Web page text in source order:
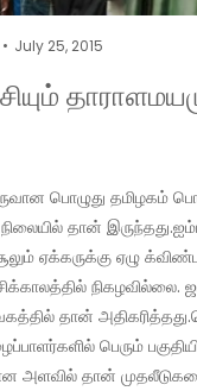
July 25, 2015
தான்
ஏக்கருக்கு ஏழு
நிகழவில்லை.
தான்
பெரும்
அளவில் தான்